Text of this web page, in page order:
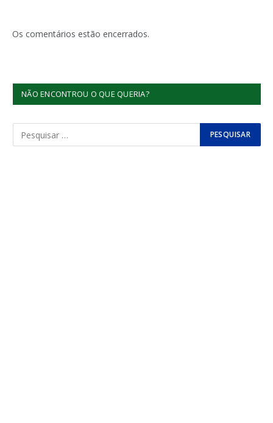
Os comentários estão encerrados.
NÃO ENCONTROU O QUE QUERIA?